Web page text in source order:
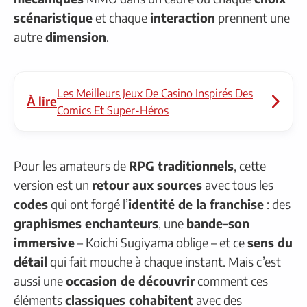
scénaristiqueet chaqueinteraction prennent une
autredimension.
À lire
Les Meilleurs Jeux De Casino Inspirés Des
Comics Et Super-Héros
Pour les amateurs de RPG traditionnels, cette
version est un retour aux sourcesavec tous les
codesqui ont forgé l’identité de la franchise : des
graphismes enchanteurs, une bande-son
immersive– Koichi Sugiyama oblige – et cesens du
détail qui fait mouche à chaque instant. Mais c’est
aussi uneoccasion de découvrircomment ces
élémentsclassiques cohabitentavec des